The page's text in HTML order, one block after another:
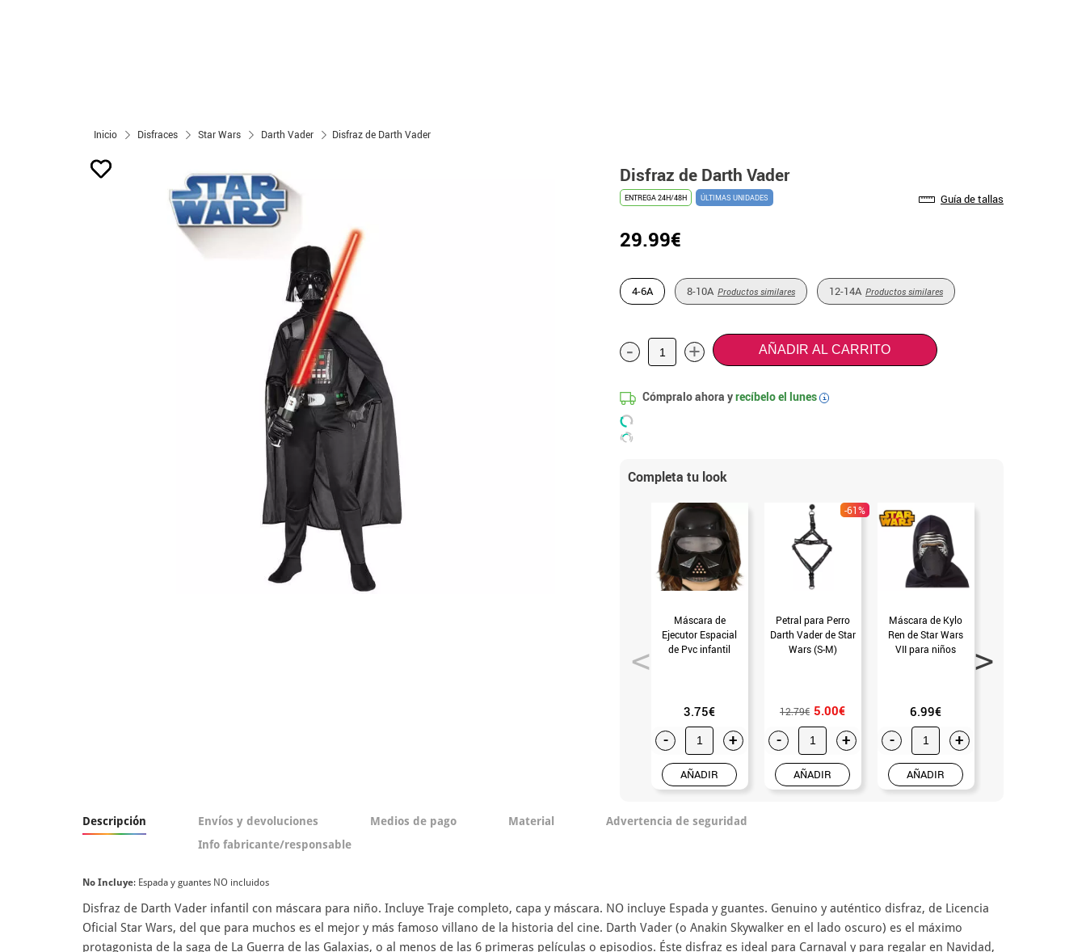
Inicio Disfraces Star Wars Darth Vader Disfraz de Darth Vader
Disfraz de Darth Vader
ENTREGA 24H/48H ÚLTIMAS UNIDADES Guía de tallas
29.99€
4-6A 8-10A Productos similares 12-14A Productos similares
- + AÑADIR AL CARRITO
Cómpralo ahora yrecíbelo el lunes i
Completa tu look
Máscara de
Ejecutor Espacial
de Pvc infantil
3.75€
- +
AÑADIR
-61%
Petral para Perro
Darth Vader de Star
Wars (S-M)
12.79€ 5.00€
- +
AÑADIR
Máscara de Kylo
Ren de Star Wars
VII para niños
6.99€
- +
AÑADIR
Descripción Envíos y devoluciones Medios de pago Material
Advertencia de seguridad
Info fabricante/responsable
No Incluye: Espada y guantes NO incluidos
Disfraz de Darth Vader infantil con máscara para niño. Incluye Traje completo, capa y máscara. NO incluye Espada y guantes. Genuino y auténtico disfraz, de Licencia
Oficial Star Wars, del que para muchos es el mejor y más famoso villano de la historia del cine. Darth Vader (o Anakin Skywalker en el lado oscuro) es el máximo
protagonista de la saga de La Guerra de las Galaxias, o al menos de las 6 primeras películas o episodios. Éste disfraz es ideal para Carnaval y para regalar en Navidad,